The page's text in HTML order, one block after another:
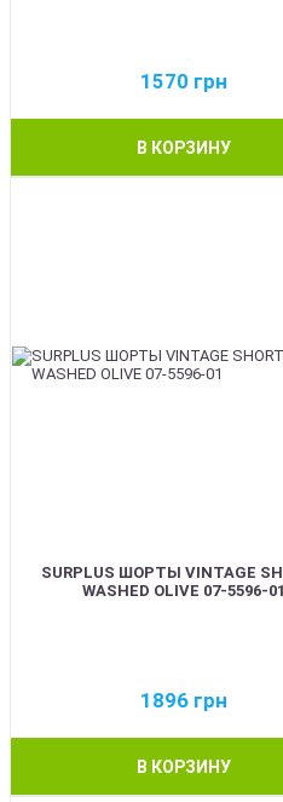
1570 грн
В КОРЗИНУ
SURPLUS ШОРТЫ VINTAGE
WASHED OLIVE 07-5596-01
1896 грн
В КОРЗИНУ